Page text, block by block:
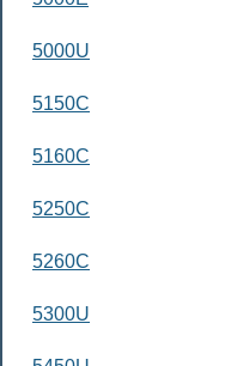
5000U
5150C
5160C
5250C
5260C
5300U